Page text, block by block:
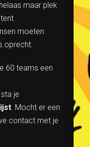
maar plek
moeten
oprecht.
60 teams een
je
. Mocht er een
contact met je